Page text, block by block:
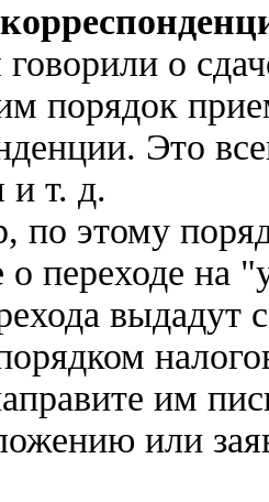
о
порядок
Это
и т. д.
по этому
о переходе
выдадут
им
или